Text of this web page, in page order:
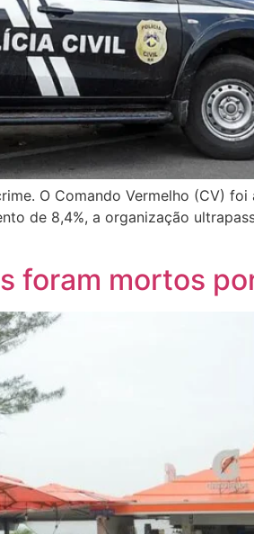
O Comando Vermelho (CV)
de 8,4%, a organização
foram mortos